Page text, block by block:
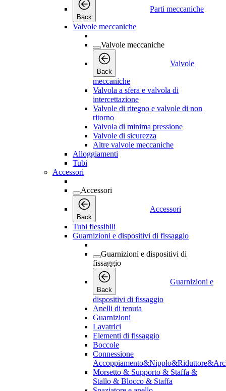
Back
Parti meccaniche
Valvole meccaniche
Valvole meccaniche
Back
Valvole
meccaniche
Valvola a sfera e valvola di
intercettazione
Valvole di ritegno e valvole di non
ritorno
Valvola di minima pressione
Valvole di sicurezza
Altre valvole meccaniche
Alloggiamenti
Tubi
Accessori
Accessori
Back
Accessori
Tubi flessibili
Guarnizioni e dispositivi di fissaggio
Guarnizioni e dispositivi di
fissaggio
Back
Guarnizioni e
dispositivi di fissaggio
Anelli di tenuta
Guarnizioni
Lavatrici
Elementi di fissaggio
Boccole
Connessione
Morsetto & Supporto & Staffa &
Stallo & Blocco & Staffa